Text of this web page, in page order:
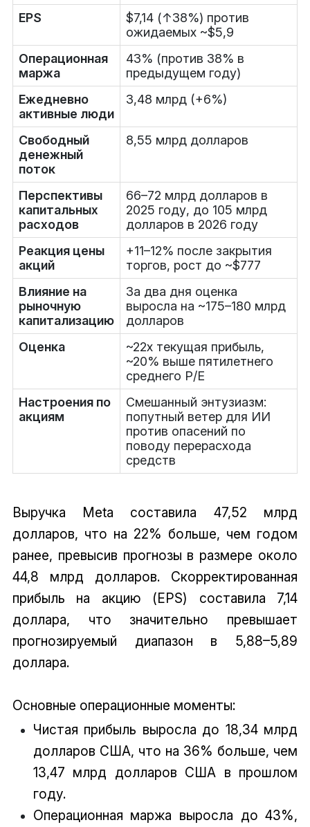
EPS
$7,14 (↑38%) против
ожидаемых ~$5,9
Операционная
маржа
43% (против 38% в
предыдущем году)
Ежедневно
активные люди
3,48 млрд (+6%)
Свободный
денежный
поток
8,55 млрд долларов
Перспективы
капитальных
расходов
66–72 млрд долларов в
2025 году, до 105 млрд
долларов в 2026 году
Реакция цены
акций
+11–12% после закрытия
торгов, рост до ~$777
Влияние на
рыночную
капитализацию
За два дня оценка
выросла на ~175–180 млрд
долларов
Оценка
~22x текущая прибыль,
~20% выше пятилетнего
среднего P/E
Настроения по
акциям
Смешанный энтузиазм:
попутный ветер для ИИ
против опасений по
поводу перерасхода
средств
Выручка Meta составила 47,52 млрд
долларов, что на 22% больше, чем годом
ранее, превысив прогнозы в размере около
44,8 млрд долларов. Скорректированная
прибыль на акцию (EPS) составила 7,14
доллара, что значительно превышает
прогнозируемый диапазон в 5,88–5,89
доллара.
Основные операционные моменты:
Чистая прибыль выросла до 18,34 млрд
долларов США, что на 36% больше, чем
13,47 млрд долларов США в прошлом
году.
Операционная маржа выросла до 43%,